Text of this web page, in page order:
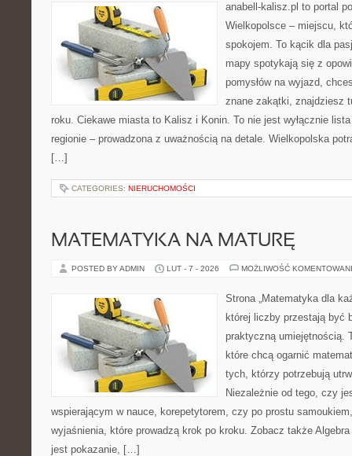
anabell-kalisz.pl to portal
Wielkopolsce – miejscu,
spokojem. To kącik dla
mapy spotykają się z
pomysłów na wyjazd,
znane zakątki, znajdziesz
roku. Ciekawe miasta to Kalisz i Konin. To nie jest wyłącznie
regionie – prowadzona z uważnością na detale. Wielkopolska
[…]
CATEGORIES: NIERUCHOMOŚCI
MATEMATYKA NA MATURĘ
POSTED BY ADMIN LUT - 7 - 2026 MOŻLIWOŚĆ
Strona „Matematyka dla
której liczby przestają być
praktyczną umiejętnością.
które chcą ogarnić
tych, którzy potrzebują
Niezależnie od tego, czy
wspierającym w nauce, korepetytorem, czy po prostu
wyjaśnienia, które prowadzą krok po kroku. Zobacz także
jest pokazanie, […]